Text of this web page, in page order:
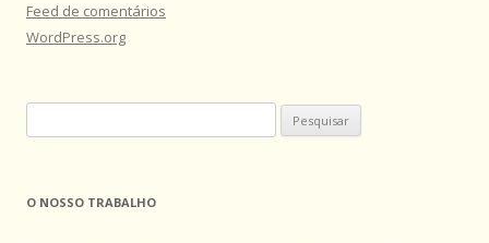
Feed de comentários
WordPress.org
por:
O NOSSO TRABALHO